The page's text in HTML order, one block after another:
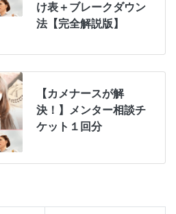
け表＋ブレークダウン
法【完全解説版】
【カメナースが解
決！】メンター相談チ
ケット１回分